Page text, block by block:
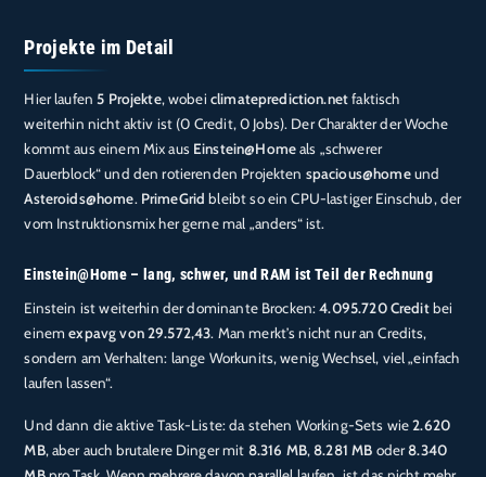
Projekte im Detail
Hier laufen5 Projekte, wobei climateprediction.netfaktisch
weiterhin nicht aktiv ist (0 Credit, 0 Jobs). Der Charakter der Woche
kommt aus einem Mix aus Einstein@Homeals „schwerer
Dauerblock“ und den rotierenden Projekten spacious@homeund
Asteroids@home. PrimeGrid bleibt so ein CPU-lastiger Einschub, der
vom Instruktionsmix her gerne mal „anders“ ist.
Einstein@Home – lang, schwer, und RAM ist Teil der Rechnung
Einstein ist weiterhin der dominante Brocken:4.095.720 Creditbei
einemexpavg von 29.572,43. Man merkt’s nicht nur an Credits,
sondern am Verhalten: lange Workunits, wenig Wechsel, viel „einfach
laufen lassen“.
Und dann die aktive Task-Liste: da stehen Working-Sets wie2.620
MB, aber auch brutalere Dinger mit 8.316 MB,8.281 MB oder8.340